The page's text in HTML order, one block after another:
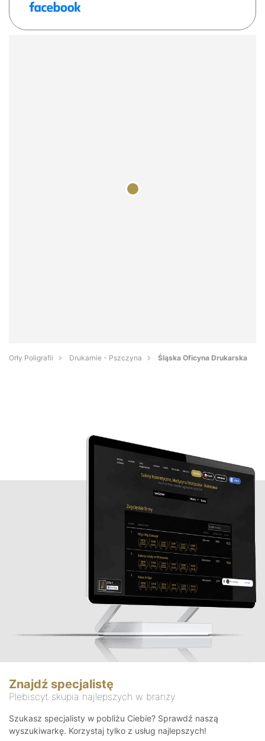
Orły Poligrafii Drukarnie - Pszczyna Śląska Oficyna Drukarska
Znajdź specjalistę
Plebiscyt skupia najlepszych w branży
Szukasz specjalisty w pobliżu Ciebie? Sprawdź naszą
wyszukiwarkę. Korzystaj tylko z usług najlepszych!